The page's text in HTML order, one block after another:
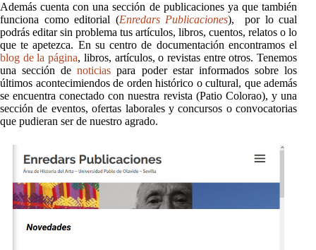
Además cuenta con una sección de publicaciones ya que también
funciona como editorial (Enredars Publicaciones), por lo cual
podrás editar sin problema tus artículos, libros, cuentos, relatos o lo
que te apetezca. En su centro de documentación encontramos el
blog de la página, libros, artículos, o revistas entre otros. Tenemos
una sección denoticias para poder estar informados sobre los
últimos acontecimiendos de orden histórico o cultural, que además
se encuentra conectado con nuestra revista (Patio Colorao), y una
sección de eventos, ofertas laborales y concursos o convocatorias
que pudieran ser de nuestro agrado.